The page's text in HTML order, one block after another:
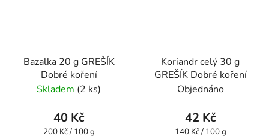
Bazalka 20 g GREŠÍK
Dobré koření
Skladem (2 ks)
40 Kč
Měrná
200 Kč / 100 g
Koriandr celý 30 g
GREŠÍK Dobré koření
Objednáno
42 Kč
Měrná
140 Kč / 100 g